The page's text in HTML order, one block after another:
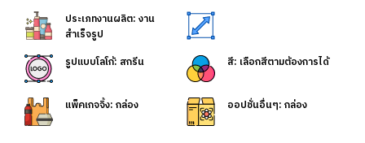
ประเภทงานผลิต: งาน
สำเร็จรูป
รูปแบบโลโก้: สกรีน
สี: เลือกสีตามต้องการได้
แพ็คเกจจิ้ง: กล่อง ออปชั่นอื่นๆ: กล่อง